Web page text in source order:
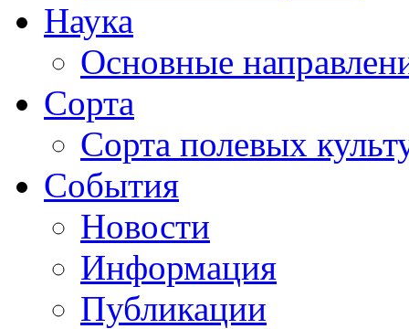
Наука
Основные
Сорта
Сорта полевых
События
Новости
Информация
Публикации